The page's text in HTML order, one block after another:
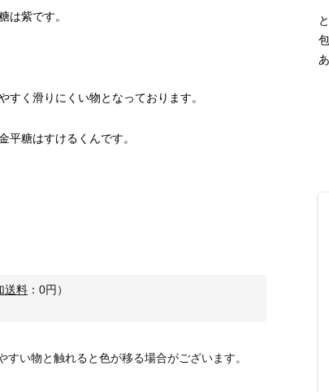
平糖はすけるくんです。
送料 ： 0円）